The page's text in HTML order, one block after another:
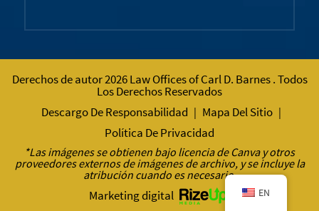
Derechos de autor 2026 Law Offices of Carl D. Barnes . Todos
Los Derechos Reservados
Descargo De Responsabilidad | Mapa Del Sitio |
Política De Privacidad
*Las imágenes se obtienen bajo licencia de Canva y otros
proveedores externos de imágenes de archivo, y se incluye la
atribución cuando es necesario.
Marketing digital EN